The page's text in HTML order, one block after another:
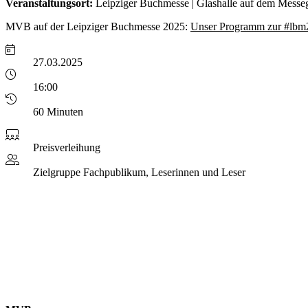
Veranstaltungsort: Leipziger Buchmesse | Glashalle auf dem
MVB auf der Leipziger Buchmesse 2025: Unser Programm zur
27.03.2025
16:00
60 Minuten
Preisverleihung
Zielgruppe Fachpublikum, Leserinnen und Leser